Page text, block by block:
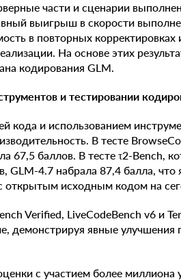
части и сценарии
выигрыш в скорости
в повторных корректировках
На основе этих
кодирования GLM.
и тестировании
кода и использованием
В тесте
67,5 баллов. В тесте τ2-Bench,
GLM-4.7 набрала 87,4 балла,
открытым исходным кодом на
Verified, LiveCodeBench v6 и
демонстрируя явные улучшения
с участием более миллиона